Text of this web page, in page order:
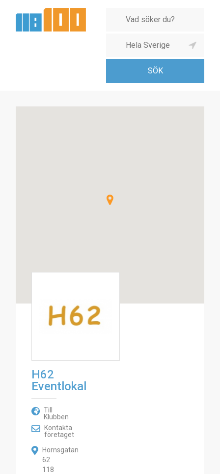
H62
Eventlokal
Till
Klubben
Kontakta
företaget
Hornsgatan
62
118